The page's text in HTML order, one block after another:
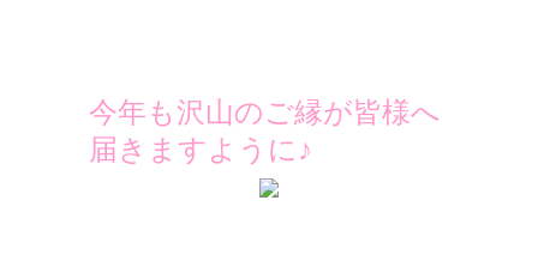
今年も沢山のご縁が皆様へ
届きますように♪